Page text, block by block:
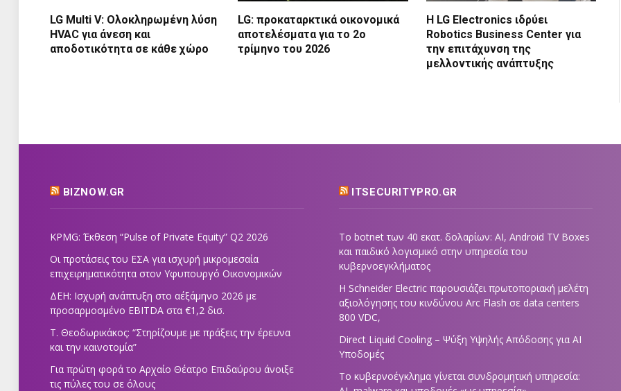
LG Multi V: Ολοκληρωμένη λύση
HVAC για άνεση και
αποδοτικότητα σε κάθε χώρο
LG: προκαταρκτικά οικονομικά
αποτελέσματα για το 2ο
τρίμηνο του 2026
Η LG Electronics ιδρύει
Robotics Business Center για
την επιτάχυνση της
μελλοντικής ανάπτυξης
BIZNOW.GR
KPMG: Έκθεση “Pulse of Private Equity” Q2 2026
Οι προτάσεις του ΕΣΑ για ισχυρή μικρομεσαία
επιχειρηματικότητα στον Υφυπουργό Οικονομικών
ΔΕΗ: Ισχυρή ανάπτυξη στο α΄εξάμηνο 2026 με
προσαρμοσμένο EBITDA στα €1,2 δισ.
Τ. Θεοδωρικάκος: “Στηρίζουμε με πράξεις την έρευνα
και την καινοτομία”
Για πρώτη φορά το Αρχαίο Θέατρο Επιδαύρου άνοιξε
τις πύλες του σε όλους
ITSECURITYPRO.GR
Το botnet των 40 εκατ. δολαρίων: AI, Android TV Boxes
και παιδικό λογισμικό στην υπηρεσία του
κυβερνοεγκλήματος
Η Schneider Electric παρουσιάζει πρωτοποριακή μελέτη
αξιολόγησης του κινδύνου Arc Flash σε data centers
800 VDC,
Direct Liquid Cooling – Ψύξη Υψηλής Απόδοσης για AI
Υποδομές
Το κυβερνοέγκλημα γίνεται συνδρομητική υπηρεσία: